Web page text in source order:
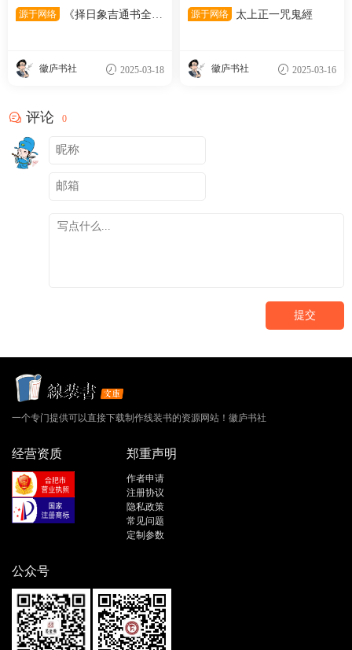
黄道吉日
源于网络
《择日象吉通书全
徽庐书社 2025-03-18
驱邪咒语
源于网络 太上正一咒鬼經
徽庐书社 2025-03-16
评论 0
提交
一个专门提供可以直接下载制作线装书的资源网站！徽庐书社
经营资质 郑重声明
作者申请
注册协议
隐私政策
常见问题
定制参数
公众号